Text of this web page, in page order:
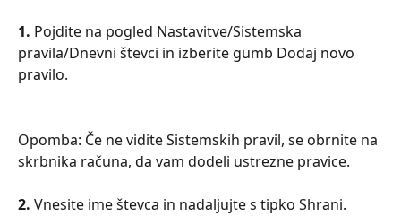
1. Pojdite na pogled Nastavitve/Sistemska
pravila/Dnevni števci in izberite gumb Dodaj novo
pravilo.
Opomba: Če ne vidite Sistemskih pravil, se obrnite na
skrbnika računa, da vam dodeli ustrezne pravice.
2. Vnesite ime števca in nadaljujte s tipko Shrani.